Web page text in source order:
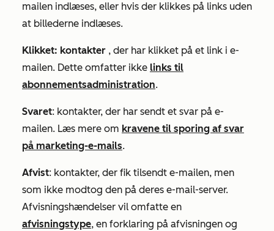
mailen indlæses, eller hvis der klikkes på links uden
at billederne indlæses.
Klikket: kontakter , der har klikket på et link i e-
mailen. Dette omfatter ikke links til
abonnementsadministration.
Svaret: kontakter, der har sendt et svar på e-
mailen. Læs mere om kravene til sporing af svar
på marketing-e-mails.
Afvist: kontakter, der fik tilsendt e-mailen, men
som ikke modtog den på deres e-mail-server.
Afvisningshændelser vil omfatte en
afvisningstype, en forklaring på afvisningen og